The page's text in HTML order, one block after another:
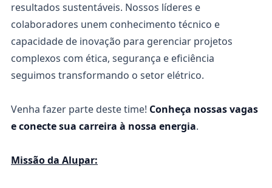
resultados sustentáveis. Nossos líderes e
colaboradores unem conhecimento técnico e
capacidade de inovação para gerenciar projetos
complexos com ética, segurança e eficiência
seguimos transformando o setor elétrico.
Venha fazer parte deste time! Conheça nossas vagas
e conecte sua carreira à nossa energia.
Missão da Alupar: